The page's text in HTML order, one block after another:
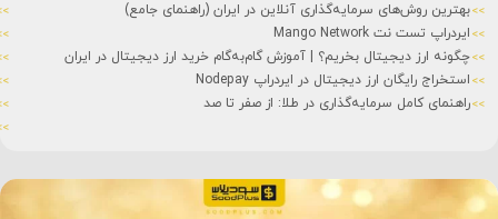
بهترین روش‌های سرمایه‌گذاری آنلاین در ایران (راهنمای جامع)
ایردراپ تست نت Mango Network
چگونه ارز دیجیتال بخریم؟ | آموزش گام‌به‌گام خرید ارز دیجیتال در ایران
استخراج رایگان ارز دیجیتال در ایردراپ Nodepay
راهنمای کامل سرمایه‌گذاری در طلا: از صفر تا صد